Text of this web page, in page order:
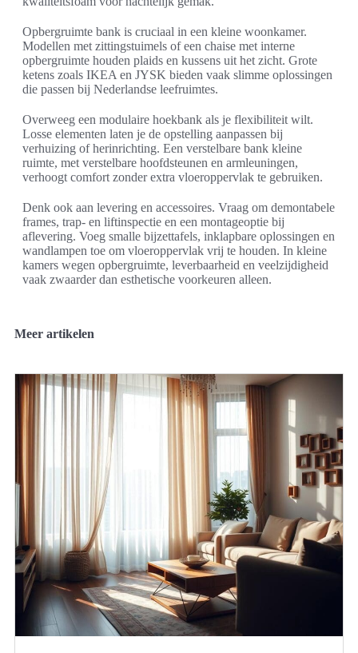
Opbergruimte bank is cruciaal in een kleine woonkamer.
Modellen met zittingstuimels of een chaise met interne
opbergruimte houden plaids en kussens uit het zicht. Grote
ketens zoals IKEA en JYSK bieden vaak slimme oplossingen
die passen bij Nederlandse leefruimtes.
Overweeg een modulaire hoekbank als je flexibiliteit wilt.
Losse elementen laten je de opstelling aanpassen bij
verhuizing of herinrichting. Een verstelbare bank kleine
ruimte, met verstelbare hoofdsteunen en armleuningen,
verhoogt comfort zonder extra vloeroppervlak te gebruiken.
Denk ook aan levering en accessoires. Vraag om demontabele
frames, trap- en liftinspectie en een montageoptie bij
aflevering. Voeg smalle bijzettafels, inklapbare oplossingen en
wandlampen toe om vloeroppervlak vrij te houden. In kleine
kamers wegen opbergruimte, leverbaarheid en veelzijdigheid
vaak zwaarder dan esthetische voorkeuren alleen.
Meer artikelen